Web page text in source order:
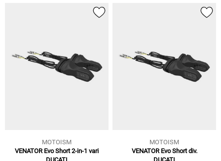
MOTOISM
VENATOR Evo Short 2-in-1 vari
MOTOISM
VENATOR Evo Short div.